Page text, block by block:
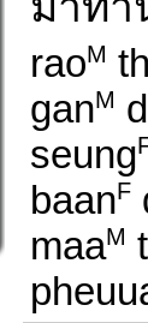
raoM
ganM
seung
baanF
maaM